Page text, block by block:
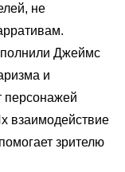
не
Джеймс
и
персонажей
взаимодействие
зрителю